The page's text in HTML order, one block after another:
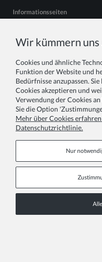
Informationsseiten
COPYRIGHT
Sklep
Wir kümmern
Cookies und ähnliche
Funktion der Website und
Bedürfnisse anzupassen.
Cookies akzeptieren und
Verwendung der Cookies
Sie die Option
Mehr über Cookies
Datenschutzrichtlinie.
Nur